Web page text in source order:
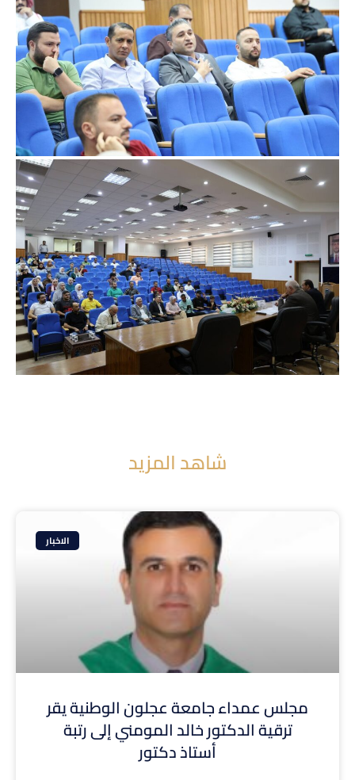
شاهد المزيد
الاخبار
مجلس عمداء جامعة عجلون الوطنية يقر
ترقية الدكتور خالد المومني إلى رتبة
أستاذ دكتور